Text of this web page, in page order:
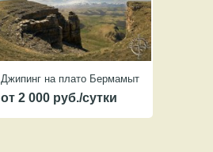
Джипинг на плато Бермамыт
от 2 000 руб./сутки